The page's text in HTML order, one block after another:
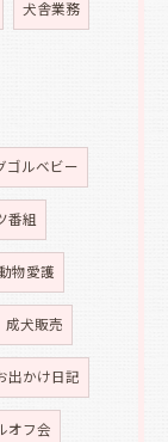
犬舎業務
ゴルベビー
番組
物愛護
成犬販売
出かけ日記
オフ会